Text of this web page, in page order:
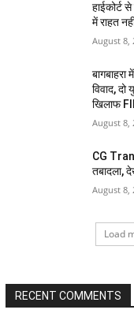
में राहत
August 8,
विवाद,
खिलाफ
August 8,
CG
तबादला,
August 8,
Load
RECENT COMMENTS